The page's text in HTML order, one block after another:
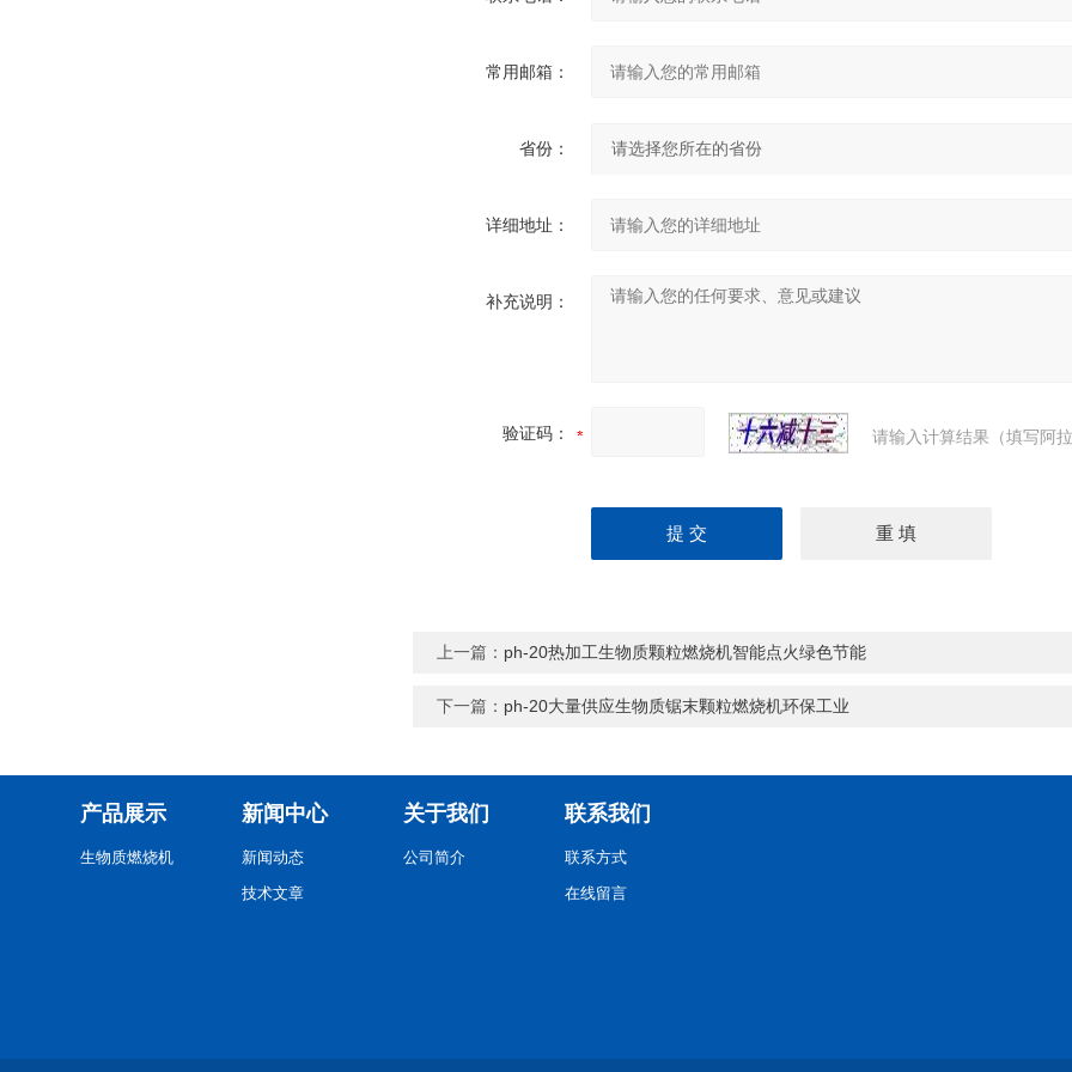
常用邮箱：
省份：
详细地址：
补充说明：
验证码： 请输入计算结果（填写阿
上一篇： ph-20热加工生物质颗粒燃烧机智能点火绿色节能
下一篇： ph-20大量供应生物质锯末颗粒燃烧机环保工业
产品展示
生物质燃烧机
新闻中心
新闻动态
技术文章
关于我们
公司简介
联系我们
联系方式
在线留言